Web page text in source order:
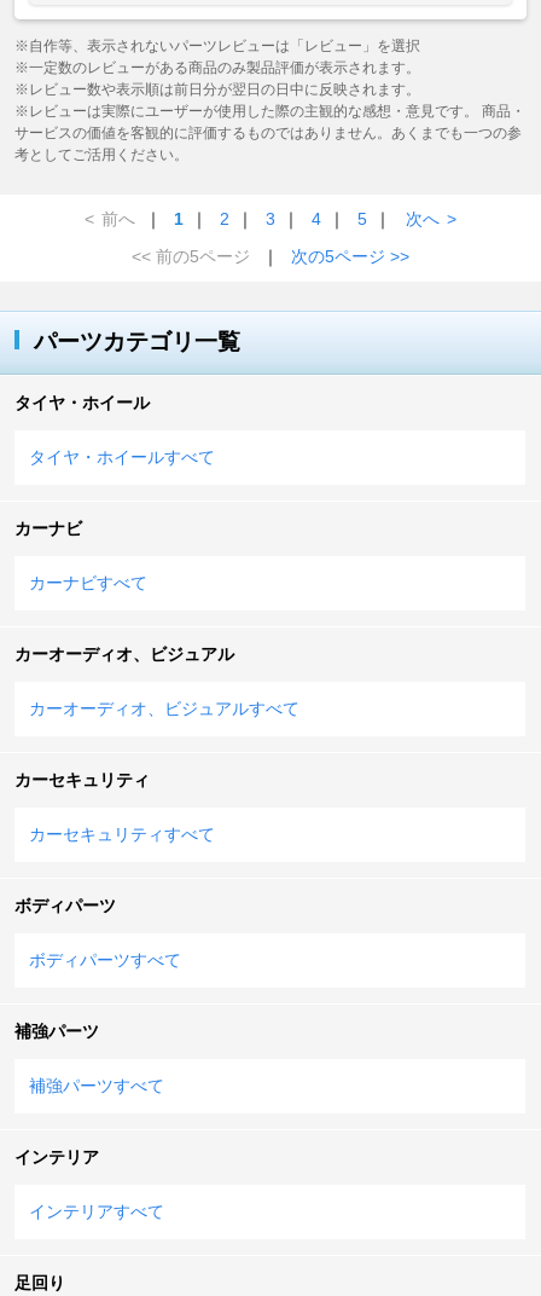
※自作等、表示されないパーツレビューは「レビュー」を選択
※一定数のレビューがある商品のみ製品評価が表示されます。
※レビュー数や表示順は前日分が翌日の日中に反映されます。
※レビューは実際にユーザーが使用した際の主観的な感想・意見です。 商品・
サービスの価値を客観的に評価するものではありません。あくまでも一つの参
考としてご活用ください。
< 前へ ｜ 1 ｜ 2 ｜ 3 ｜ 4 ｜ 5 ｜ 次へ >
<< 前の5ページ
｜ 次の5ページ >>
パーツカテゴリ一覧
タイヤ・ホイール
タイヤ・ホイールすべて
カーナビ
カーナビすべて
カーオーディオ、ビジュアル
カーオーディオ、ビジュアルすべて
カーセキュリティ
カーセキュリティすべて
ボディパーツ
ボディパーツすべて
補強パーツ
補強パーツすべて
インテリア
インテリアすべて
足回り